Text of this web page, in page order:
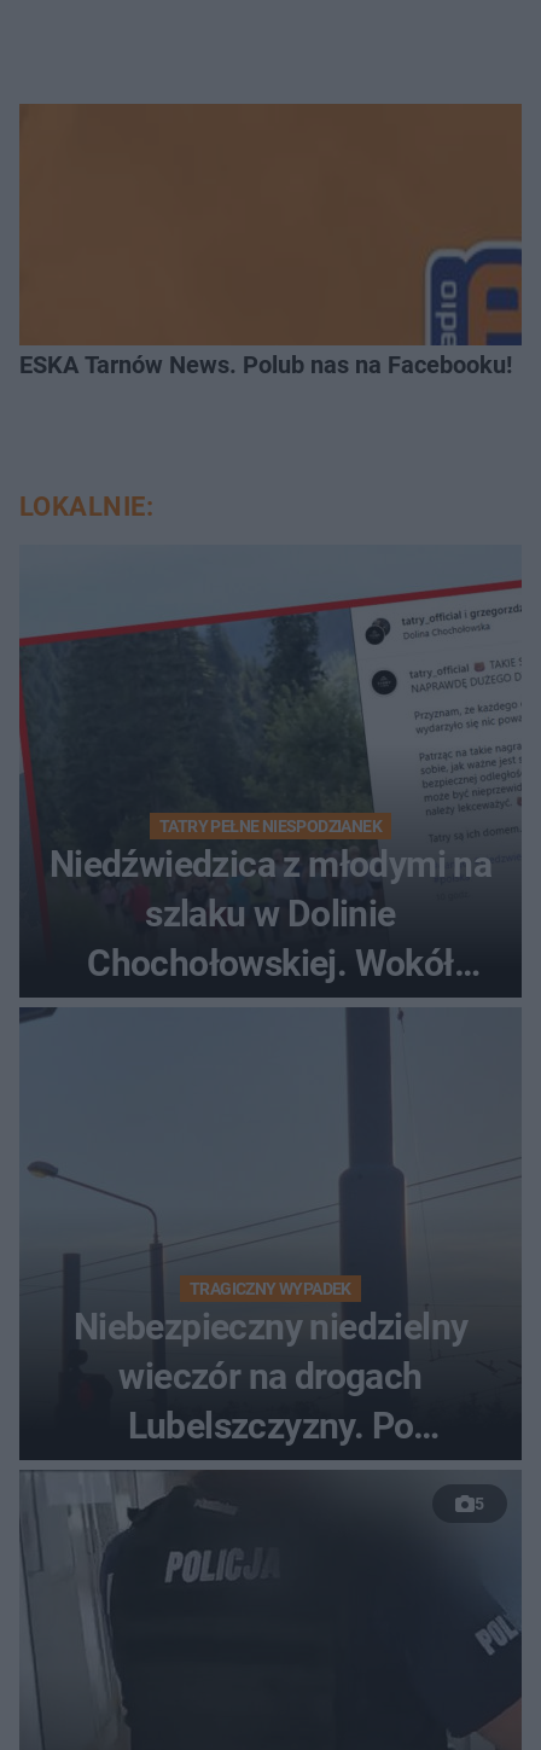
ESKA Tarnów News. Polub nas na Facebooku!
LOKALNIE:
TATRY PEŁNE NIESPODZIANEK
Niedźwiedzica z młodymi na
szlaku w Dolinie
Chochołowskiej. Wokół
TRAGICZNY WYPADEK
Niebezpieczny niedzielny
wieczór na drogach
Lubelszczyzny. Po
nieudanym manewrze
wyprzedzania zginął
kierowca auta
5